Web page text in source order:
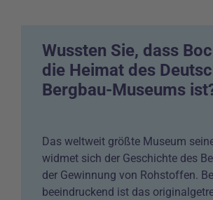
Wussten Sie, dass
die Heimat des
Bergbau-Museums
Das weltweit größte Museum
widmet sich der Geschichte des
der Gewinnung von Rohstoffen.
beeindruckend ist das